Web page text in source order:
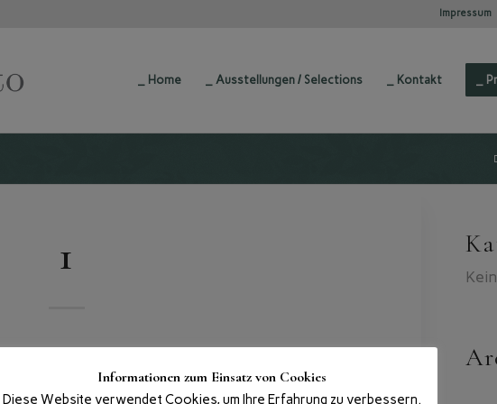
Impressum
_ Home _ Ausstellungen / Selections _ Kontakt _
1
Informationen zum Einsatz von Cookies
Diese Website verwendet Cookies, um Ihre Erfahrung zu verbessern.